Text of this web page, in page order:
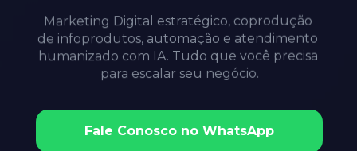
Marketing Digital estratégico, coprodução
de infoprodutos, automação e atendimento
humanizado com IA. Tudo que você precisa
para escalar seu negócio.
Fale Conosco no WhatsApp